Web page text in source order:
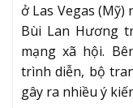
ở Las Vegas
Bùi Lan Hương
mạng xã hội.
trình diễn, bộ
gây ra nhiều ý